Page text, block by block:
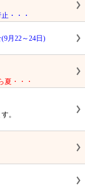
・・・
月22～24日)
夏・・・
。